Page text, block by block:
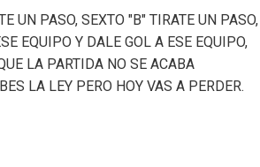
UN PASO, SEXTO "B" TIRATE UN PASO,
EQUIPO Y DALE GOL A ESE EQUIPO,
LA PARTIDA NO SE ACABA
LA LEY PERO HOY VAS A PERDER.